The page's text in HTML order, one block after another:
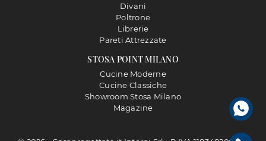
STOSA POINT MILANO
Cucine Moderne
Cucine Classiche
Showroom Stosa Milano
Magazine
Divani
Poltrone
Librerie
Pareti Attrezzate